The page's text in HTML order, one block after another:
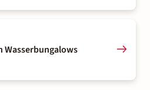
Wasserbungalows